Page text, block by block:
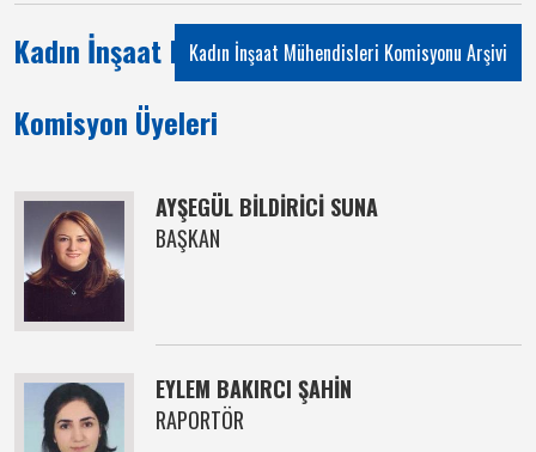
Kadın İnşaat Mühendisleri Komisyonu
Kadın İnşaat Mühendisleri Komisyonu Arşivi
Komisyon Üyeleri
AYŞEGÜL BİLDİRİCİ SUNA
BAŞKAN
EYLEM BAKIRCI ŞAHİN
RAPORTÖR